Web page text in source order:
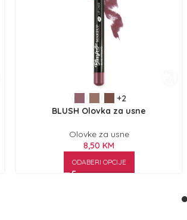
+2
BLUSH Olovka za usne
Olovke za usne
8,50 KM
ODABERI OPCIJE